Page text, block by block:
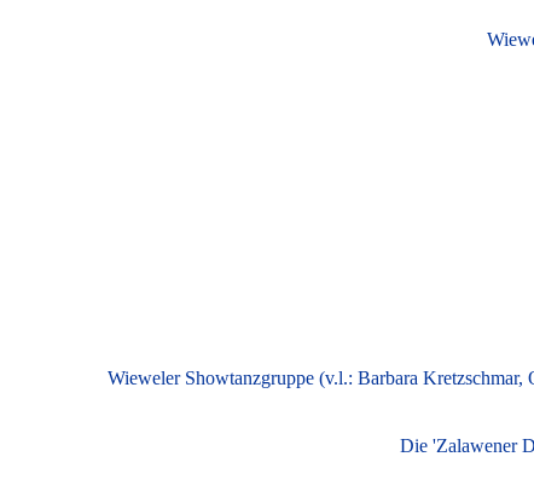
Wieweler Showtanzgruppe (v.l.: Barbara
Die 'Zalawener